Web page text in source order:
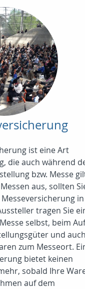
ist eine Art
die auch während
bzw. Messe
aus, sollten
in
tragen Sie
selbst, beim
und auch
zum Messeort.
bietet keinen
sobald Ihre
auf dem